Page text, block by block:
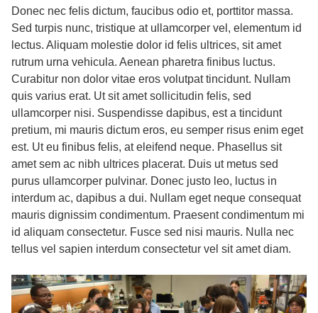
Donec nec felis dictum, faucibus odio et, porttitor massa.
Sed turpis nunc, tristique at ullamcorper vel, elementum id
lectus. Aliquam molestie dolor id felis ultrices, sit amet
rutrum urna vehicula. Aenean pharetra finibus luctus.
Curabitur non dolor vitae eros volutpat tincidunt. Nullam
quis varius erat. Ut sit amet sollicitudin felis, sed
ullamcorper nisi. Suspendisse dapibus, est a tincidunt
pretium, mi mauris dictum eros, eu semper risus enim eget
est. Ut eu finibus felis, at eleifend neque. Phasellus sit
amet sem ac nibh ultrices placerat. Duis ut metus sed
purus ullamcorper pulvinar. Donec justo leo, luctus in
interdum ac, dapibus a dui. Nullam eget neque consequat
mauris dignissim condimentum. Praesent condimentum mi
id aliquam consectetur. Fusce sed nisi mauris. Nulla nec
tellus vel sapien interdum consectetur vel sit amet diam.